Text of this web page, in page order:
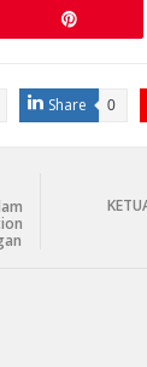
Share 0